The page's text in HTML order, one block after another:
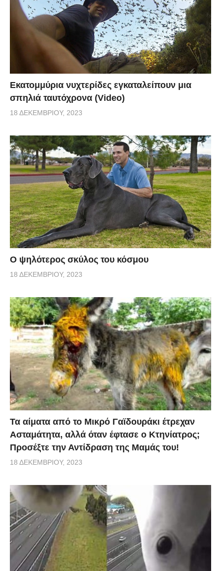
Εκατομμύρια νυχτερίδες εγκαταλείπουν μια
σπηλιά ταυτόχρονα (Video)
18 ΔΕΚΕΜΒΡΊΟΥ, 2023
Ο ψηλότερος σκύλος του κόσμου
18 ΔΕΚΕΜΒΡΊΟΥ, 2023
Τα αίματα από το Μικρό Γαϊδουράκι έτρεχαν
Ασταμάτητα, αλλά όταν έφτασε ο Κτηνίατρος;
Προσέξτε την Αντίδραση της Μαμάς του!
18 ΔΕΚΕΜΒΡΊΟΥ, 2023